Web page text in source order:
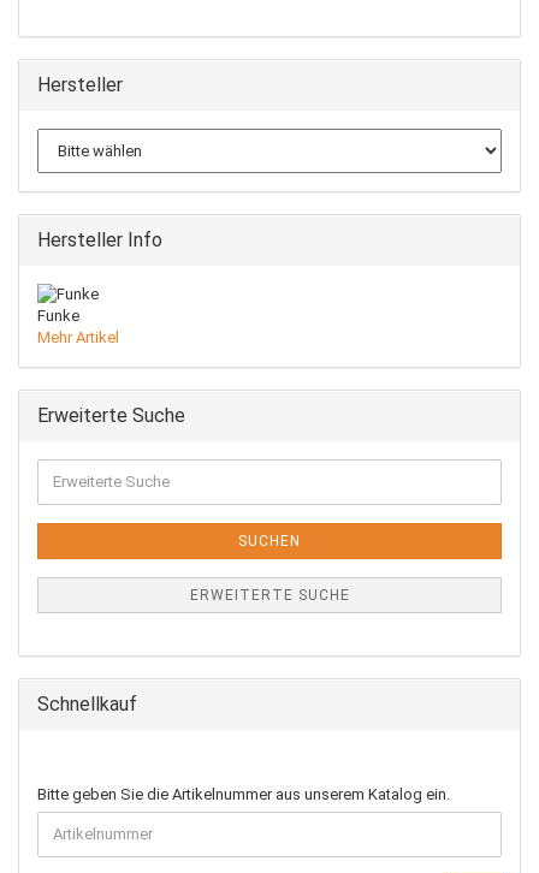
Hersteller
Hersteller Info
Funke
Mehr Artikel
Erweiterte Suche
Suche
SUCHEN
ERWEITERTE SUCHE
Schnellkauf
BITTE
GEBEN
SIE
DIE
Bitte geben Sie die Artikelnummer aus unserem Katalog ein.